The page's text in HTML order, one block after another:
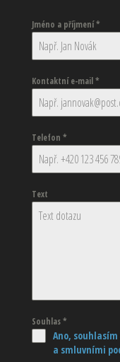
Jméno a příjmení*
Kontaktní e-mail*
Telefon *
Text
Souhlas*
Ano,
a smluvními